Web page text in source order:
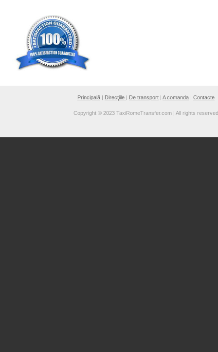
Principală | Direcţiile | De transport | A comanda | Contacte
Copyright © 2023 TaxiRomeTransfer.com | All rights reserved